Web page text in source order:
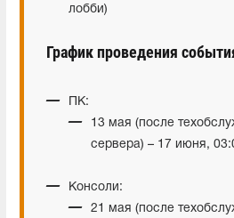
лобби)
График проведения
ПК:
13 мая (после
сервера) – 17 июня,
Консоли:
21 мая (после